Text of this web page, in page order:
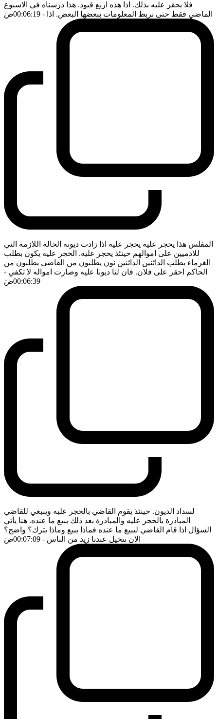
فلا يحقر عليه بذلك. اذا هذه اربع قيود. هذا درسناه في الاسبوع
الماضي فقط حتى نربط المعلومات ببعضها البعض. اذا - 00:06:19 ضَ
المفلس هذا يحجر عليه يحجر عليه اذا زادت ديونه الحالة اللازمة التي
للادميين على اموالهم حينئذ يحجر عليه. الحجر عليه يكون بطلب
الغرماء بطلب الدائنين الدائنين نون يطلبون من القاضي يطلبون من
الحاكم احقر على فلان. فان لنا ديونا عليه وصارت امواله لا تكفي -
00:06:39ضَ
لسداد الديون. حينئذ يقوم القاضي بالحجر عليه وينبغي للقاضي
المبادرة بالحجر عليه والمبادرة بعد ذلك ببيع ما عنده. هنا يأتي
السؤال اذا قام القاضي ليبيع ما عنده فماذا يبيع وماذا يترك؟ واضح؟
الان نتخيل عندنا زيد من الناس - 00:07:09 ضَ